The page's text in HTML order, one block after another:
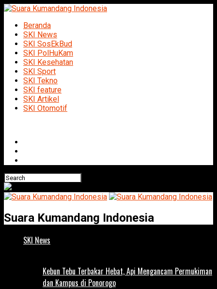
Beranda
SKI News
SKI SosEkBud
SKI PolHuKam
SKI Kesehatan
SKI Sport
SKI Tekno
SKI feature
SKI Artikel
SKI Otomotif
Suara Kumandang Indonesia
SKI News
Kebun Tebu Terbakar Hebat, Api Mengancam Permukiman
dan Kampus di Ponorogo